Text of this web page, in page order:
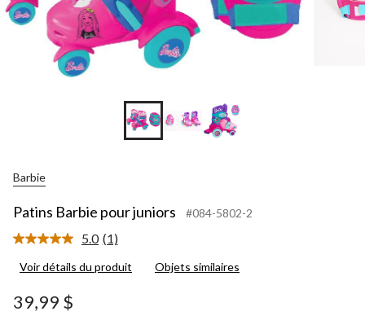
Barbie
Patins Barbie pour juniors #084-5802-2
5.0 Lire
commentaire.
(1)
Voir détails du produit Objets similaires
39,99 $